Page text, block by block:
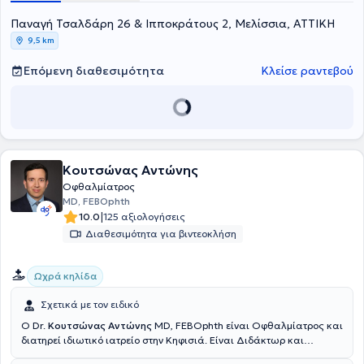
Παναγή Τσαλδάρη 26 & Ιπποκράτους 2, Μελίσσια, ΑΤΤΙΚΗ
9,5 km
Επόμενη διαθεσιμότητα Κλείσε ραντεβού
Κουτσώνας Αντώνης
Οφθαλμίατρος
MD, FEBOphth
10.0|125 αξιολογήσεις
Διαθεσιμότητα για βιντεοκλήση
Ωχρά κηλίδα
Σχετικά με τον ειδικό
Ο Dr. Κουτσώνας Αντώνης MD, FEBOphth είναι Οφθαλμίατρος και
διατηρεί ιδιωτικό ιατρείο στην Κηφισιά. Είναι Διδάκτωρ και